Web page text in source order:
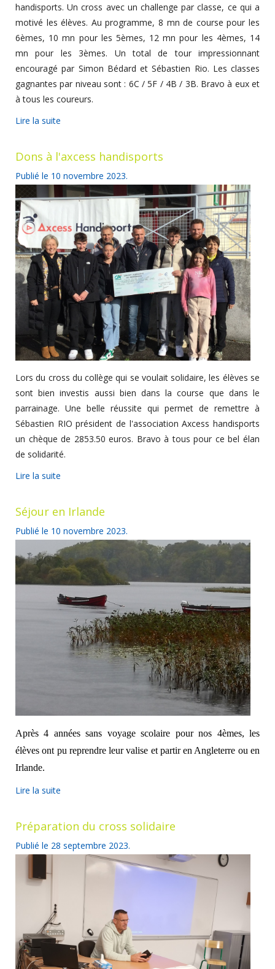
handisports. Un cross avec un challenge par classe, ce qui a
motivé les élèves. Au programme, 8 mn de course pour les
6èmes, 10 mn pour les 5èmes, 12 mn pour les 4èmes, 14
mn pour les 3èmes. Un total de tour impressionnant
encouragé par Simon Bédard et Sébastien Rio. Les classes
gagnantes par niveau sont : 6C / 5F / 4B / 3B. Bravo à eux et
à tous les coureurs.
Lire la suite
Dons à l'axcess handisports
Publié le 10 novembre 2023.
Lors du cross du collège qui se voulait solidaire, les élèves se
sont bien investis aussi bien dans la course que dans le
parrainage. Une belle réussite qui permet de remettre à
Sébastien RIO président de l'association Axcess handisports
un chèque de 2853.50 euros. Bravo à tous pour ce bel élan
de solidarité.
Lire la suite
Séjour en Irlande
Publié le 10 novembre 2023.
Après 4 années sans voyage scolaire pour nos 4èmes, les
élèves ont pu reprendre leur valise et partir en Angleterre ou en
Irlande.
Lire la suite
Préparation du cross solidaire
Publié le 28 septembre 2023.